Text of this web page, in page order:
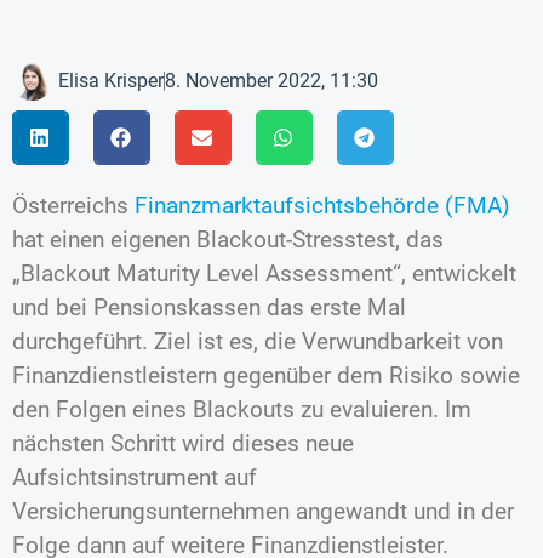
Elisa Krisper8. November 2022, 11:30
Österreichs Finanzmarktaufsichtsbehörde (FMA)
hat einen eigenen Blackout-Stresstest, das
„Blackout Maturity Level Assessment“, entwickelt
und bei Pensionskassen das erste Mal
durchgeführt. Ziel ist es, die Verwundbarkeit von
Finanzdienstleistern gegenüber dem Risiko sowie
den Folgen eines Blackouts zu evaluieren. Im
nächsten Schritt wird dieses neue
Aufsichtsinstrument auf
Versicherungsunternehmen angewandt und in der
Folge dann auf weitere Finanzdienstleister.